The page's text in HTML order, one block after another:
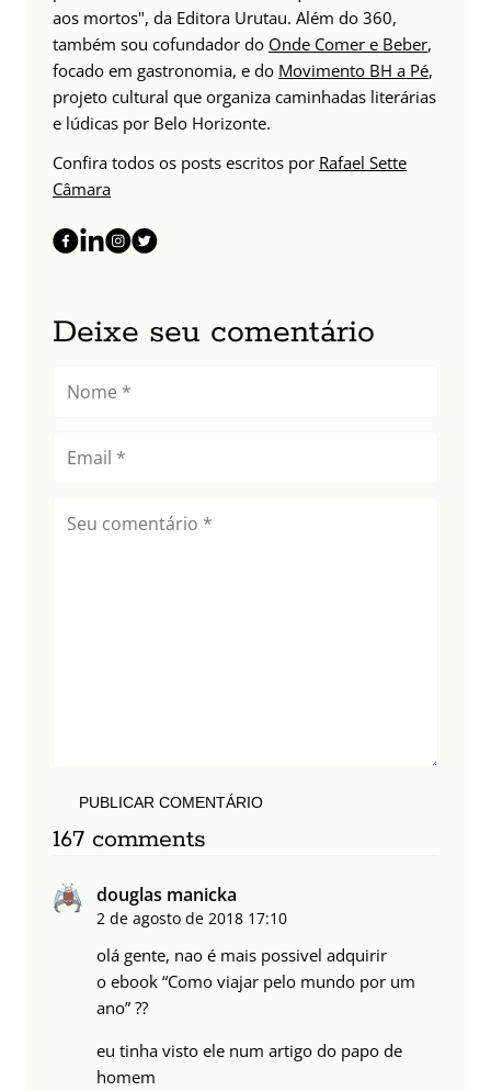
aos mortos", da Editora Urutau. Além do 360,
também sou cofundador do Onde Comer e Beber,
focado em gastronomia, e do Movimento BH a Pé,
projeto cultural que organiza caminhadas literárias
e lúdicas por Belo Horizonte.
Confira todos os posts escritos por Rafael Sette
Câmara
Deixe seu comentário
PUBLICAR COMENTÁRIO
167 comments
douglas manicka
2 de agosto de 2018 17:10
olá gente, nao é mais possivel adquirir
o ebook “Como viajar pelo mundo por um
ano” ??
eu tinha visto ele num artigo do papo de
homem